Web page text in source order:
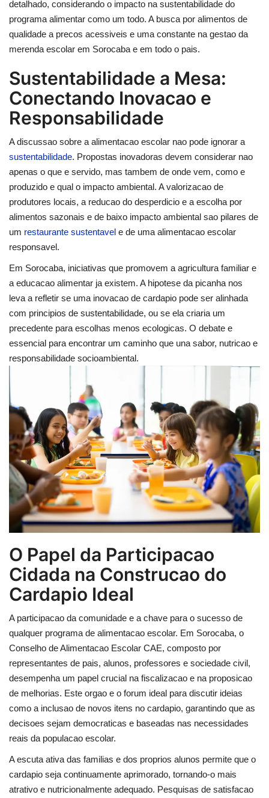
detalhado, considerando o impacto na sustentabilidade do
programa alimentar como um todo. A busca por alimentos de
qualidade a precos acessiveis e uma constante na gestao da
merenda escolar em Sorocaba e em todo o pais.
Sustentabilidade a Mesa:
Conectando Inovacao e
Responsabilidade
A discussao sobre a alimentacao escolar nao pode ignorar a
sustentabilidade. Propostas inovadoras devem considerar nao
apenas o que e servido, mas tambem de onde vem, como e
produzido e qual o impacto ambiental. A valorizacao de
produtores locais, a reducao do desperdicio e a escolha por
alimentos sazonais e de baixo impacto ambiental sao pilares de
um restaurante sustentavel e de uma alimentacao escolar
responsavel.
Em Sorocaba, iniciativas que promovem a agricultura familiar e
a educacao alimentar ja existem. A hipotese da picanha nos
leva a refletir se uma inovacao de cardapio pode ser alinhada
com principios de sustentabilidade, ou se ela criaria um
precedente para escolhas menos ecologicas. O debate e
essencial para encontrar um caminho que una sabor, nutricao e
responsabilidade socioambiental.
O Papel da Participacao
Cidada na Construcao do
Cardapio Ideal
A participacao da comunidade e a chave para o sucesso de
qualquer programa de alimentacao escolar. Em Sorocaba, o
Conselho de Alimentacao Escolar CAE, composto por
representantes de pais, alunos, professores e sociedade civil,
desempenha um papel crucial na fiscalizacao e na proposicao
de melhorias. Este orgao e o forum ideal para discutir ideias
como a inclusao de novos itens no cardapio, garantindo que as
decisoes sejam democraticas e baseadas nas necessidades
reais da populacao escolar.
A escuta ativa das familias e dos proprios alunos permite que o
cardapio seja continuamente aprimorado, tornando-o mais
atrativo e nutricionalmente adequado. Pesquisas de satisfacao